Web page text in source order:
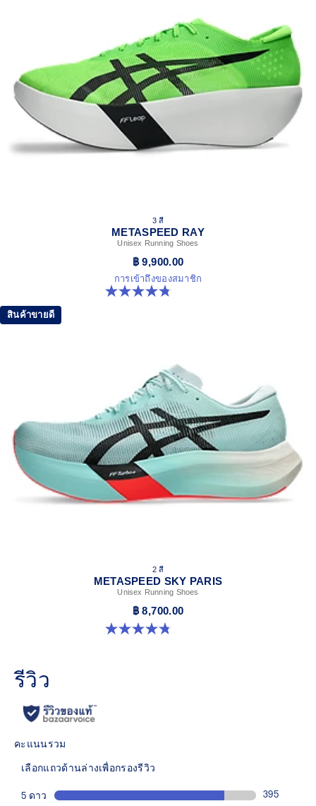
3 สี
METASPEED RAY
Unisex Running Shoes
฿ 9,900.00
การเข้าถึงของสมาชิก
4.8 จาก 5 ดาว 186 รีวิว
สินค้าขายดี
2 สี
METASPEED SKY PARIS
Unisex Running Shoes
฿ 8,700.00
4.8 จาก 5 ดาว 697 รีวิว